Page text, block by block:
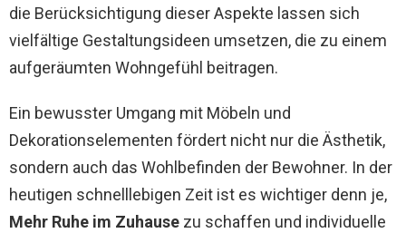
die Berücksichtigung dieser Aspekte lassen sich
vielfältige Gestaltungsideen umsetzen, die zu einem
aufgeräumten Wohngefühl beitragen.
Ein bewusster Umgang mit Möbeln und
Dekorationselementen fördert nicht nur die Ästhetik,
sondern auch das Wohlbefinden der Bewohner. In der
heutigen schnelllebigen Zeit ist es wichtiger denn je,
Mehr Ruhe im Zuhause zu schaffen und individuelle